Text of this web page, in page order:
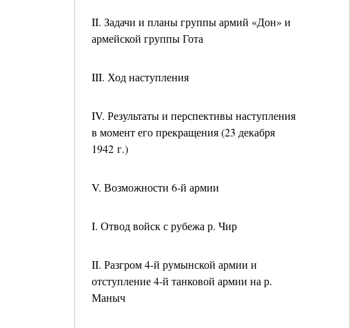
II. Задачи и планы группы армий «Дон» и
армейской группы Гота
III. Ход наступления
IV. Результаты и перспективы наступления
в момент его прекращения (23 декабря
1942 г.)
V. Возможности 6-й армии
I. Отвод войск с рубежа р. Чир
II. Разгром 4-й румынской армии и
отступление 4-й танковой армии на р.
Маныч